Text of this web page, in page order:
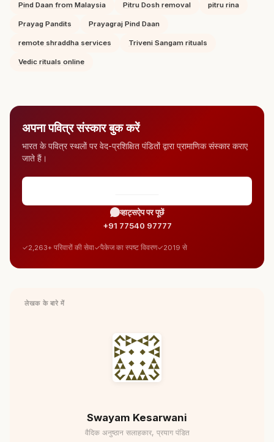
Pind Daan from Malaysia Pitru Dosh removal pitru rina
Prayag Pandits Prayagraj Pind Daan
remote shraddha services Triveni Sangam rituals
Vedic rituals online
अपना पवित्र संस्कार बुक करें
भारत के पवित्र स्थलों पर वेद-प्रशिक्षित पंडितों द्वारा प्रामाणिक संस्कार कराए
जाते हैं।
व्हाट्सऐप पर पूछें
+91 77540 97777
2,263+ परिवारों की सेवा पैकेज का स्पष्ट विवरण 2019 से
लेखक के बारे में
Swayam Kesarwani
वैदिक अनुष्ठान सलाहकार, प्रयाग पंडित